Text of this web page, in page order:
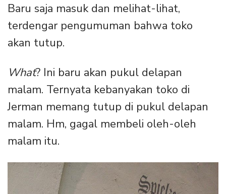
Baru saja masuk dan melihat-lihat,
terdengar pengumuman bahwa toko
akan tutup.
What? Ini baru akan pukul delapan
malam. Ternyata kebanyakan toko di
Jerman memang tutup di pukul delapan
malam. Hm, gagal membeli oleh-oleh
malam itu.